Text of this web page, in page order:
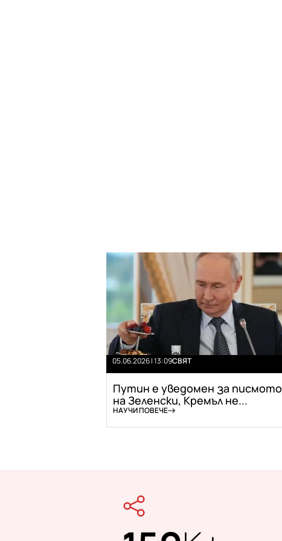
05.06.2026 | 13:09СВЯТ
Путин е уведомен за писмото
на Зеленски, Кремъл не...
НАУЧИ ПОВЕЧЕ